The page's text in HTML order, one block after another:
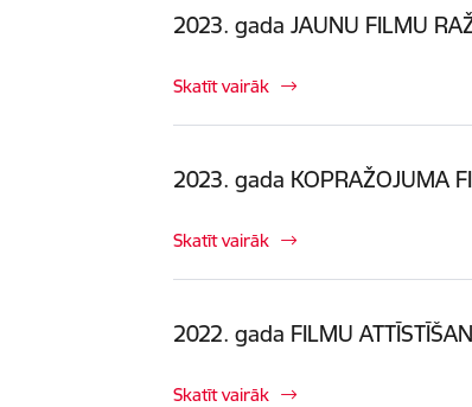
2023. gada JAUNU FILMU
Skatīt vairāk
2023. gada KOPRAŽOJUMA
Skatīt vairāk
2022. gada FILMU
Skatīt vairāk